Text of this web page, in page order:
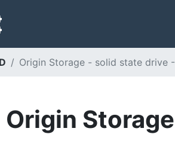
Origin Storage - solid state drive
Origin